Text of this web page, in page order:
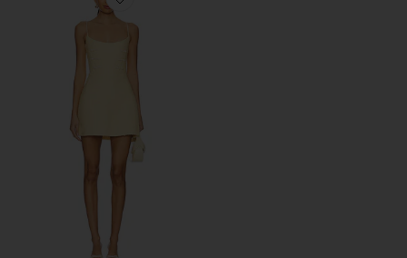
Favorite ANDI ツイードドレス